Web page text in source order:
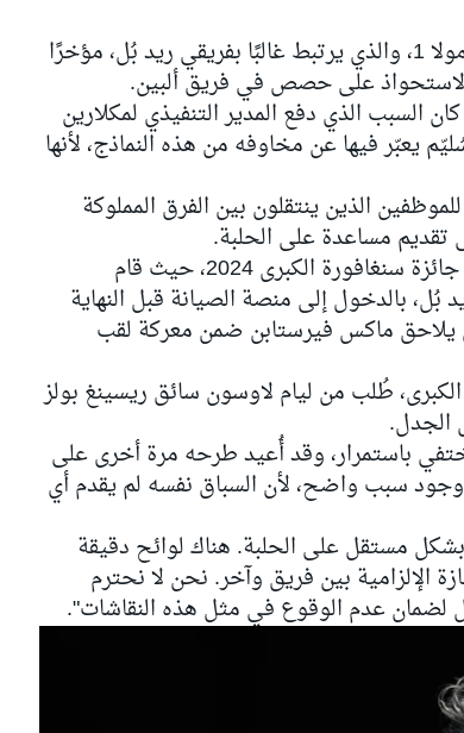
أُعيد فتح الجدل حول الملكية المشتركة في الفورمولا 1، والذي يرتبط غالبًا بفريقي ريد بُل، مؤخرًا
على حصص في فريقألبين.
السبب الذي دفع المدير التنفيذي لمكلارين
يعبّر فيها عن مخاوفه من هذه النماذج، لأنها
الذين ينتقلون بين الفرق المملوكة
تقديم مساعدة على الحلبة.
وقد استشهد براون بأسرع لفة لدانيال ريكاردو في جائزة سنغافورة الكبرى 2024، حيث قام
بُل، بالدخول إلى منصة الصيانة قبل النهاية
يلاحق ماكس فيرستابن ضمن معركة لقب
طُلب من ليام لاوسون سائق ريسينغ بولز
الجدل.
باستمرار، وقد أُعيد طرحه مرة أخرى على
سبب واضح، لأن السباق نفسه لم يقدم أي
11 فريقًا يتنافسون بشكل مستقل على الحلبة. هناك لوائح دقيقة
الإلزامية بين فريق وآخر. نحن لا نحترم
لضمان عدم الوقوع في مثل هذه النقاشات".